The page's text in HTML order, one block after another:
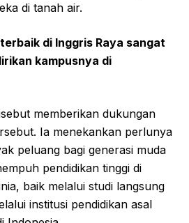
di tanah air.
di Inggris Raya sangat
kampusnya di
memberikan dukungan
Ia menekankan perlunya
peluang bagi generasi muda
pendidikan tinggi di
baik melalui studi langsung
institusi pendidikan asal